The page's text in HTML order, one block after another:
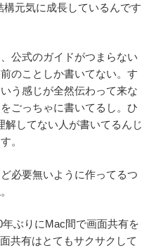
元気に成長しているんです
公式のガイドがつまらない
のことしか書いてない。す
う感じが全然伝わって来な
ごっちゃに書いてるし。ひ
解してない人が書いてるんじ
。
必要無いように作ってるつ
ぶりにMac間で画面共有を
共有はとてもサクサクして